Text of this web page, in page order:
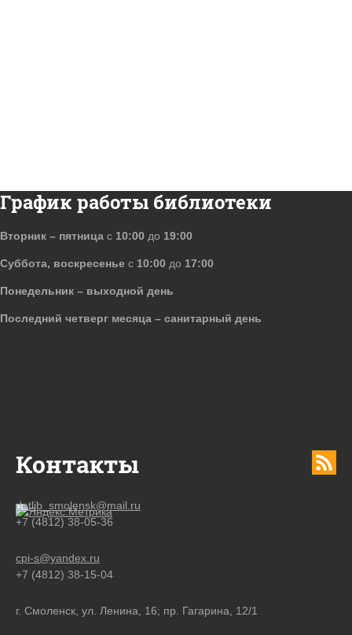
Контакты
detlib_smolensk@mail.ru
+7 (4812) 38-05-36
cpi-s@yandex.ru
+7 (4812) 38-15-04
г. Смоленск, ул. Ленина, 16; пр. Гагарина, 12/1
График работы библиотеки
Вторник – пятница с 10:00 до 19:00
Суббота, воскресенье с 10:00 до 17:00
Понедельник – выходной день
Последний четверг месяца – санитарный день